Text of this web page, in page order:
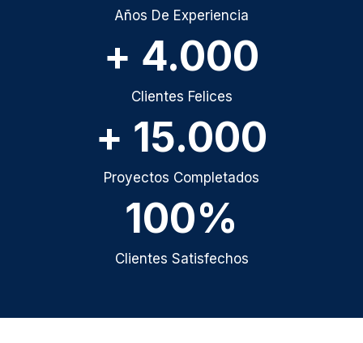
Años De Experiencia
+ 4.000
Clientes Felices
+ 15.000
Proyectos Completados
100%
Clientes Satisfechos